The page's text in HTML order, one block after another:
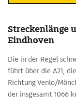
Streckenlänge
Eindhoven
Die in der Regel
führt über die A21,
Richtung Venlo/
der insgesamt 1066